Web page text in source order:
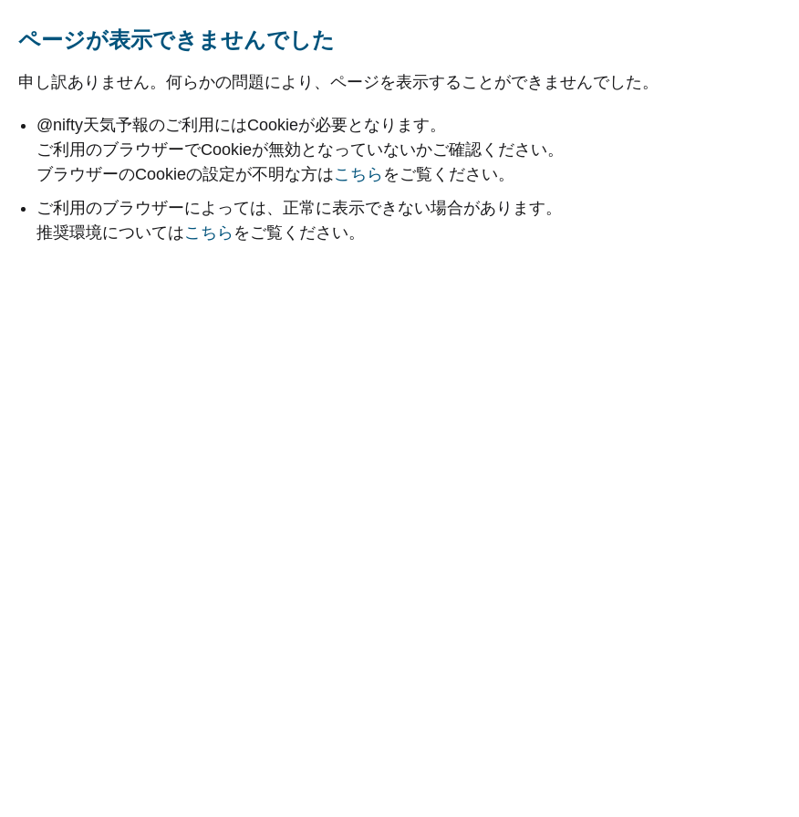
ページが表示できませんでした
申し訳ありません。何らかの問題により、ページを表示することができませんでした。
@nifty天気予報のご利用にはCookieが必要となります。
ご利用のブラウザーでCookieが無効となっていないかご確認ください。
ブラウザーのCookieの設定が不明な方はこちら をご覧ください。
ご利用のブラウザーによっては、正常に表示できない場合があります。
推奨環境についてはこちら をご覧ください。